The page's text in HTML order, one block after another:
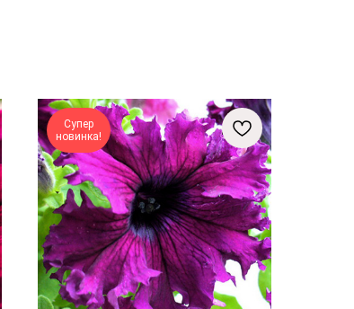
Супер
новинка!